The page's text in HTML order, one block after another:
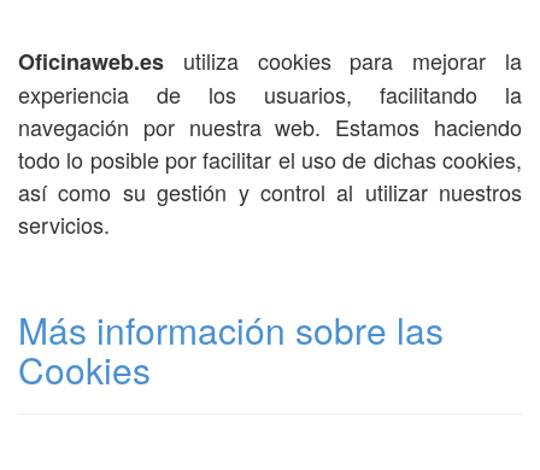
Oficinaweb.es utiliza cookies para mejorar la
experiencia de los usuarios, facilitando la
navegación por nuestra web. Estamos haciendo
todo lo posible por facilitar el uso de dichas cookies,
así como su gestión y control al utilizar nuestros
servicios.
Más información sobre las
Cookies